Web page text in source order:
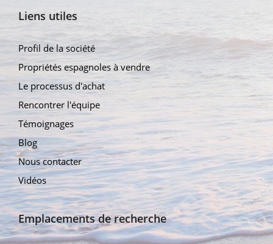
Liens utiles
Profil de la société
Propriétés espagnoles à vendre
Le processus d'achat
Rencontrer l'équipe
Témoignages
Blog
Nous contacter
Vidéos
Emplacements de recherche